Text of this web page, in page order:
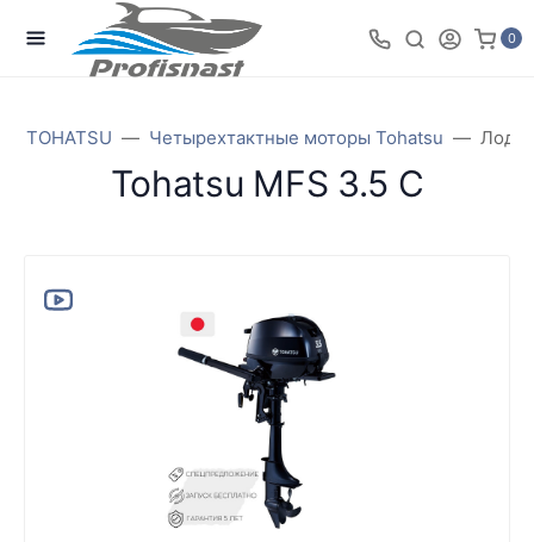
0
TOHATSU Четырехтактные моторы Tohatsu
Tohatsu MFS 3.5 C